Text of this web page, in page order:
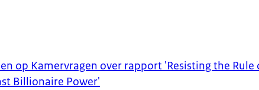
op Kamervragen over rapport 'Resisting the Rule
Billionaire Power'